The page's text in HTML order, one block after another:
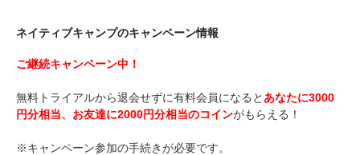
ネイティブキャンプのキャンペーン情報
ご継続キャンペーン中！
無料トライアルから退会せずに有料会員になると あなたに3000
円分相当、お友達に2000円分相当のコインがもらえる！
※キャンペーン参加の手続きが必要です。